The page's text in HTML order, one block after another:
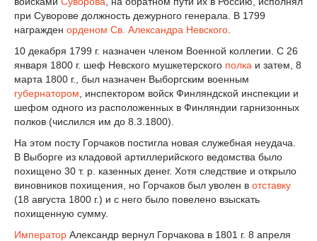
при Суворове должность дежурного генерала. В 1799
награжден орденом Св. Александра Невского.
10 декабря 1799 г. назначен членом Военной коллегии. С 26
января 1800 г. шеф Невского мушкетерского полка и затем, 8
марта 1800 г., был назначен Выборгским военным
губернатором , инспектором войск Финляндской инспекции и
шефом одного из расположенных в Финляндии гарнизонных
полков (числился им до 8.3.1800).
На этом посту Горчаков постигла новая служебная неудача.
В Выборге из кладовой артиллерийского ведомства было
похищено 30 т. р. казенных денег. Хотя следствие и открыло
виновников похищения, но Горчаков был уволен в отставку
(18 августа 1800 г.) и с него было повелено взыскать
похищенную сумму.
Император Александр вернул Горчакова в 1801 г. 8 апреля